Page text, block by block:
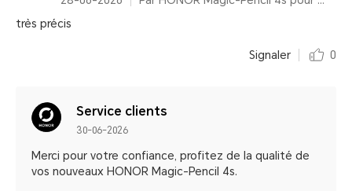
très précis
Signaler 0
Service clients
30-06-2026
Merci pour votre confiance, profitez de la qualité de
vos nouveaux HONOR Magic-Pencil 4s.